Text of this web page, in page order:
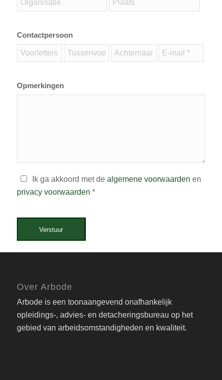
Contactpersoon
Opmerkingen
Ik ga akkoord met de algemene voorwaarden en
privacy voorwaarden *
Verstuur
Over Arbode
Arbode is een toonaangevend onafhankelijk
opleidings-, advies- en detacheringsbureau op het
gebied van arbeidsomstandigheden en kwaliteit.